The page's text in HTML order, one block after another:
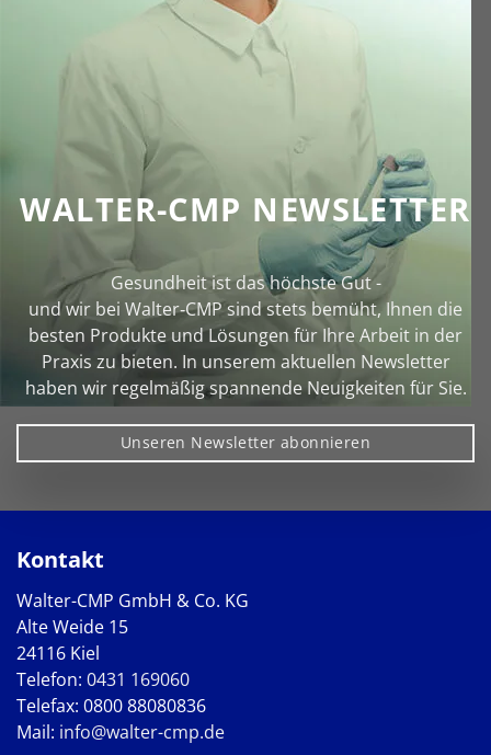
WALTER-CMP NEWSLETTER
Gesundheit ist das höchste Gut -
und wir bei Walter‑CMP sind stets bemüht, Ihnen die
besten Produkte und Lösungen für Ihre Arbeit in der
Praxis zu bieten. In unserem aktuellen Newsletter
haben wir regelmäßig spannende Neuigkeiten für Sie.
Unseren Newsletter abonnieren
Kontakt
Walter-CMP GmbH & Co. KG
Alte Weide 15
24116 Kiel
Telefon: 0431 169060
Telefax: 0800 88080836
Mail: info@walter-cmp.de